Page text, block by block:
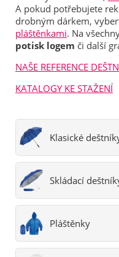
A pokud potřebujete
drobným dárkem,
pláštěnkami. Na
potisk logem či další
NAŠE REFERENCE
KATALOGY KE STAŽENÍ
Klasické
Skládací
Pláštěnky